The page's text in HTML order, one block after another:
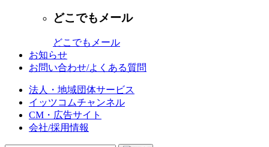
どこでもメール
どこでもメール
お知らせ
お問い合わせ/よくある質問
法人・地域団体サービス
イッツコムチャンネル
CM・広告サイト
会社/採用情報